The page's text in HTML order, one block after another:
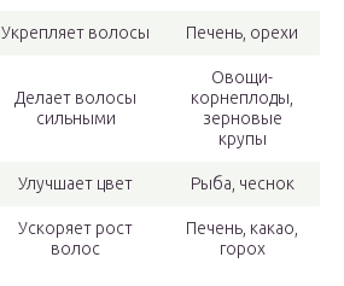
Укрепляет волосы Печень, орехи
Делает волосы
сильными
Овощи-
корнеплоды,
зерновые
крупы
Улучшает цвет Рыба, чеснок
Ускоряет рост
волос
Печень, какао,
горох